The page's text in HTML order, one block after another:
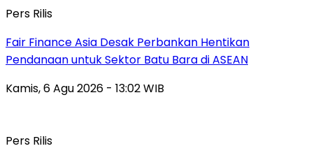
Pers Rilis
Fair Finance Asia Desak Perbankan Hentikan
Pendanaan untuk Sektor Batu Bara di ASEAN
Kamis, 6 Agu 2026 - 13:02 WIB
Pers Rilis